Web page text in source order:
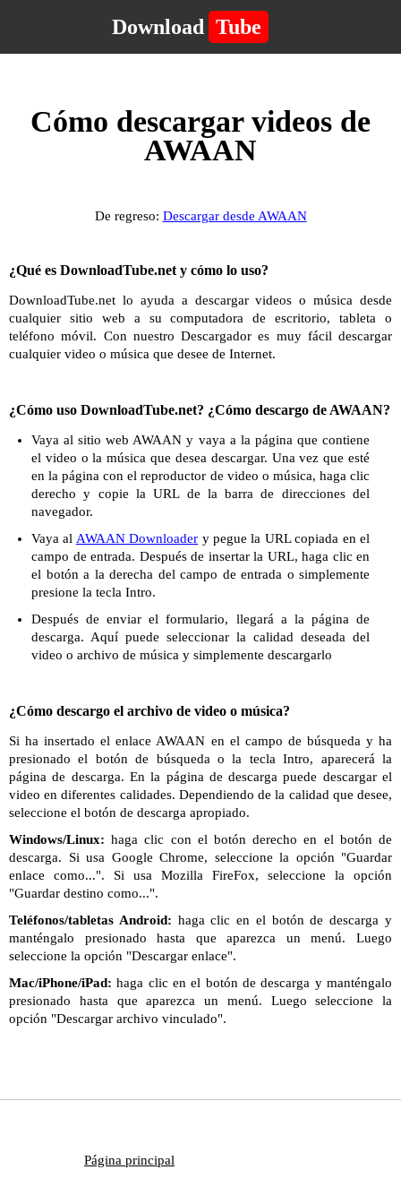
Download Tube
Cómo descargar videos de
AWAAN
De regreso: Descargar desde AWAAN
¿Qué es DownloadTube.net y cómo lo uso?
DownloadTube.net lo ayuda a descargar videos o música desde
cualquier sitio web a su computadora de escritorio, tableta o
teléfono móvil. Con nuestro Descargador es muy fácil descargar
cualquier video o música que desee de Internet.
¿Cómo uso DownloadTube.net? ¿Cómo descargo de AWAAN?
Vaya al sitio web AWAAN y vaya a la página que contiene
el video o la música que desea descargar. Una vez que esté
en la página con el reproductor de video o música, haga clic
derecho y copie la URL de la barra de direcciones del
navegador.
Vaya al AWAAN Downloader y pegue la URL copiada en el
campo de entrada. Después de insertar la URL, haga clic en
el botón a la derecha del campo de entrada o simplemente
presione la tecla Intro.
Después de enviar el formulario, llegará a la página de
descarga. Aquí puede seleccionar la calidad deseada del
video o archivo de música y simplemente descargarlo
¿Cómo descargo el archivo de video o música?
Si ha insertado el enlace AWAAN en el campo de búsqueda y ha
presionado el botón de búsqueda o la tecla Intro, aparecerá la
página de descarga. En la página de descarga puede descargar el
video en diferentes calidades. Dependiendo de la calidad que desee,
seleccione el botón de descarga apropiado.
Windows/Linux: haga clic con el botón derecho en el botón de
descarga. Si usa Google Chrome, seleccione la opción "Guardar
enlace como...". Si usa Mozilla FireFox, seleccione la opción
"Guardar destino como...".
Teléfonos/tabletas Android: haga clic en el botón de descarga y
manténgalo presionado hasta que aparezca un menú. Luego
seleccione la opción "Descargar enlace".
Mac/iPhone/iPad: haga clic en el botón de descarga y manténgalo
presionado hasta que aparezca un menú. Luego seleccione la
opción "Descargar archivo vinculado".
Página principal